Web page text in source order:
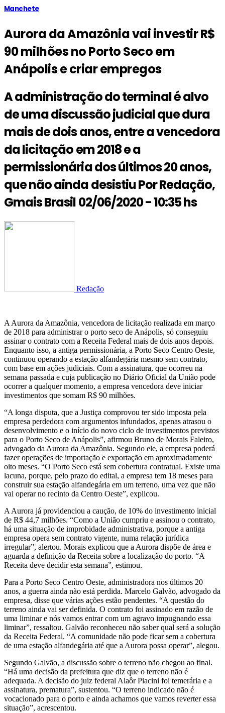
Manchete
Aurora da Amazônia vai investir R$
90 milhões no Porto Seco em
Anápolis e criar empregos
A administração do terminal é alvo
de uma discussão judicial que dura
mais de dois anos, entre a vencedora
da licitação em 2018 e a
permissionária dos últimos 20 anos,
que não ainda desistiu Por Redação,
Gmais Brasil 02/06/2020 - 10:35 hs
Redação
A Aurora da Amazônia, vencedora de licitação realizada em março
de 2018 para administrar o porto seco de Anápolis, só conseguiu
assinar o contrato com a Receita Federal mais de dois anos depois.
Enquanto isso, a antiga permissionária, a Porto Seco Centro Oeste,
continuou operando a estação alfandegária mesmo sem contrato,
com base em ações judiciais. Com a assinatura, que ocorreu na
semana passada e cuja publicação no Diário Oficial da União pode
ocorrer a qualquer momento, a empresa vencedora deve iniciar
investimentos que somam R$ 90 milhões.
“A longa disputa, que a Justiça comprovou ter sido imposta pela
empresa perdedora com argumentos infundados, apenas atrasou o
desenvolvimento e o início do novo ciclo de investimentos previstos
para o Porto Seco de Anápolis”, afirmou Bruno de Morais Faleiro,
advogado da Aurora da Amazônia. Segundo ele, a empresa poderá
fazer operações de importação e exportação em aproximadamente
oito meses. “O Porto Seco está sem cobertura contratual. Existe uma
lacuna, porque, pelo prazo do edital, a empresa tem 18 meses para
construir sua estação alfandegária em um terreno, uma vez que não
vai operar no recinto da Centro Oeste”, explicou.
A Aurora já providenciou a caução, de 10% do investimento inicial
de R$ 44,7 milhões. “Como a União cumpriu e assinou o contrato,
há uma situação de improbidade administrativa, porque a antiga
empresa opera sem contrato vigente, numa relação jurídica
irregular”, alertou. Morais explicou que a Aurora dispõe de área e
aguarda a definição da Receita sobre a localização do porto. “A
Receita deve decidir esta semana”, estimou.
Para a Porto Seco Centro Oeste, administradora nos últimos 20
anos, a guerra ainda não está perdida. Marcelo Galvão, advogado da
empresa, disse que várias ações estão pendentes. “A questão do
terreno ainda vai ser definida. O contrato foi assinado em razão de
uma liminar e nós vamos entrar com um agravo impugnando essa
liminar”, ressaltou. Galvão reconheceu não saber qual será a solução
da Receita Federal. “A comunidade não pode ficar sem a cobertura
de uma estação alfandegária até que a Aurora possa operar”, alegou.
Segundo Galvão, a discussão sobre o terreno não chegou ao final.
“Há uma decisão da prefeitura que diz que o terreno não é
adequada. A decisão do juiz federal Alaôr Piacini foi temerária e a
assinatura, prematura”, sustentou. “O terreno indicado não é
vocacionado para o porto e ainda achamos que vamos reverter essa
situação”, acrescentou.